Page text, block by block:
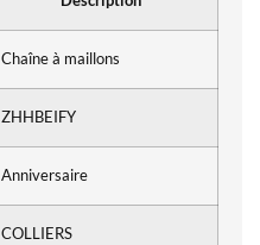
Chaîne à maillons
ZHHBEIFY
Anniversaire
COLLIERS